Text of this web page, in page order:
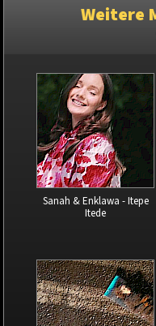
Weitere
Sanah & Enklawa - Itepe
Itede